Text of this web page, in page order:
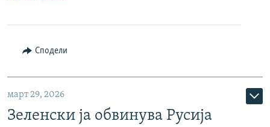
Сподели
март 29, 2026
Зеленски ја обвинува Русија